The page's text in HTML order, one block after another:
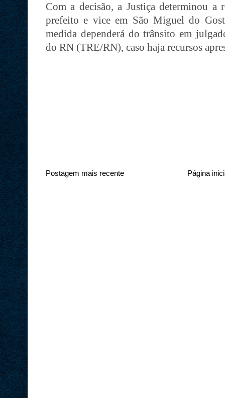
Com a decisão, a Justiça determinou a
prefeito e vice em São Miguel do
medida dependerá do trânsito em
do RN (TRE/RN), caso haja recursos
Postagem mais recente Página